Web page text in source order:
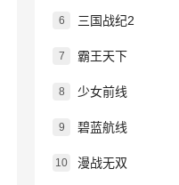
6 三国战纪2
7 霸王天下
8 少女前线
9 碧蓝航线
10 漫战无双